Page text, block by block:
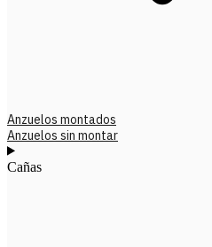
Anzuelos montados
Anzuelos sin montar
Cañas